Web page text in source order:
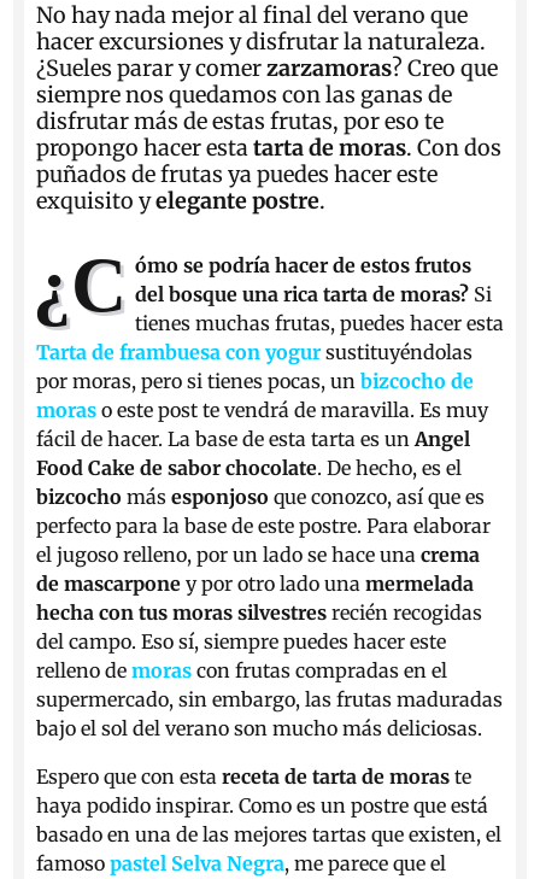
No hay nada mejor al final del verano que
hacer excursiones y disfrutar la naturaleza.
¿Sueles parar y comerzarzamoras? Creo que
siempre nos quedamos con las ganas de
disfrutar más de estas frutas, por eso te
propongo hacer estatarta de moras. Con dos
puñados de frutas ya puedes hacer este
exquisito yelegante postre.
¿C ómo se podría hacer de estos frutos
del bosque una rica tarta de moras?Si
tienes muchas frutas, puedes hacer esta
Tarta de frambuesa con yogursustituyéndolas
por moras, pero si tienes pocas, unbizcocho de
moras o este post te vendrá de maravilla. Es muy
fácil de hacer. La base de esta tarta es unAngel
Food Cake de sabor chocolate. De hecho, es el
bizcocho másesponjoso que conozco, así que es
perfecto para la base de este postre. Para elaborar
el jugoso relleno, por un lado se hace unacrema
de mascarpone y por otro lado unamermelada
hecha con tus moras silvestres recién recogidas
del campo. Eso sí, siempre puedes hacer este
relleno demoras con frutas compradas en el
supermercado, sin embargo, las frutas maduradas
bajo el sol del verano son mucho más deliciosas.
Espero que con estareceta de tarta de moras te
haya podido inspirar. Como es un postre que está
basado en una de las mejores tartas que existen, el
famosopastel Selva Negra, me parece que el